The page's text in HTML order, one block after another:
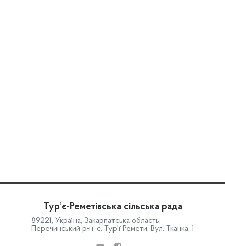
Тур’є-Реметівська сільська рада
89221, Україна, Закарпатська область,
Перечинський р-н, с. Тур'ї Ремети, Вул. Тканка, 1